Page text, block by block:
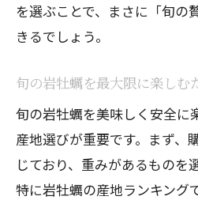
を選ぶことで、まさに「旬の
きるでしょう。
旬の岩牡蠣を最大限に楽しむ
旬の岩牡蠣を美味しく安全に
産地選びが重要です。まず、
じており、重みがあるものを
特に岩牡蠣の産地ランキング